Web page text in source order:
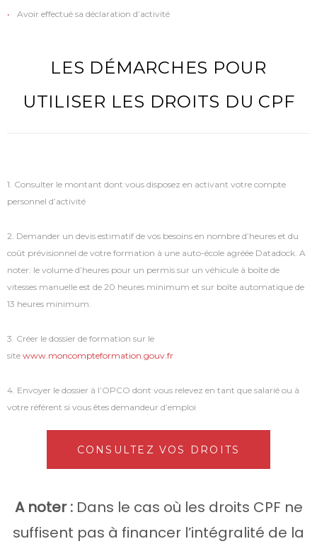
Avoir effectué sa déclaration d’activité
LES DÉMARCHES POUR
UTILISER LES DROITS DU CPF
1. Consulter le montant dont vous disposez en activant votre compte
personnel d’activité
2. Demander un devis estimatif de vos besoins en nombre d’heures et du
coût prévisionnel de votre formation à une auto-école agréée Datadock. A
noter: le volume d’heures pour un permis sur un véhicule à boîte de
vitesses manuelle est de 20 heures minimum et sur boîte automatique de
13 heures minimum.
3. Créer le dossier de formation sur le
site www.moncompteformation.gouv.fr
4. Envoyer le dossier à l’OPCO dont vous relevez en tant que salarié ou à
votre référent si vous êtes demandeur d’emploi
CONSULTEZ VOS DROITS
A noter :Dans le cas où les droits CPF ne
suffisent pas à financer l’intégralité de la